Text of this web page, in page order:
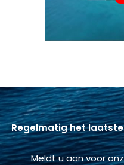
Regelmatig het
Meldt u aan voor